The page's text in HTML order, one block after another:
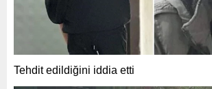
Tehdit edildiğini iddia etti